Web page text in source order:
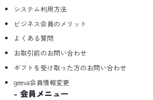
システム利用方法
ビジネス会員のメリット
よくある質問
お取引前のお問い合わせ
ギフトを受け取った方のお問い合わせ
geeva会員情報変更
会員メニュー